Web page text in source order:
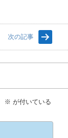
次の記事
※ が付いている